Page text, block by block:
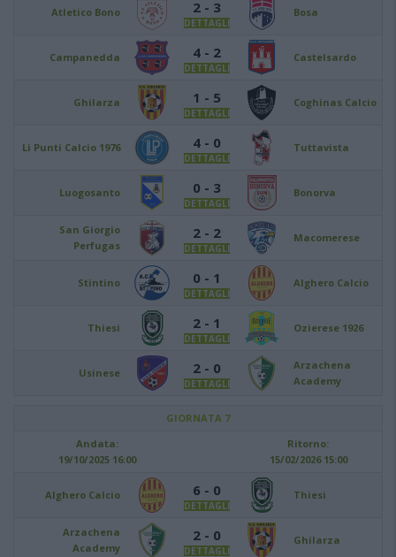
Atletico Bono 2 - 3
DETTAGLI
Bosa
Campanedda 4 - 2
DETTAGLI
Castelsardo
Ghilarza 1 - 5
DETTAGLI
Coghinas Calcio
Li Punti Calcio 1976 4 - 0
DETTAGLI
Tuttavista
Luogosanto 0 - 3
DETTAGLI
Bonorva
San Giorgio
Perfugas
2 - 2
DETTAGLI
Macomerese
Stintino 0 - 1
DETTAGLI
Alghero Calcio
Thiesi 2 - 1
DETTAGLI
Ozierese 1926
Usinese 2 - 0
DETTAGLI
Arzachena
Academy
GIORNATA 7
Andata:
19/10/2025 16:00
Ritorno:
15/02/2026 15:00
Alghero Calcio 6 - 0
DETTAGLI
Thiesi
Arzachena
Academy
2 - 0
DETTAGLI
Ghilarza